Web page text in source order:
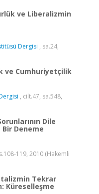
ve Liberalizmin
Dergisi , sa.24,
ve Cumhuriyetçilik
, cilt.47, sa.548,
Dile
Bir Deneme
119, 2010 (Hakemli
Tekrar
Küreselleşme